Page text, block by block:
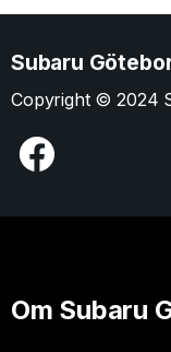
Subaru
Copyright © 2024
Om Subaru